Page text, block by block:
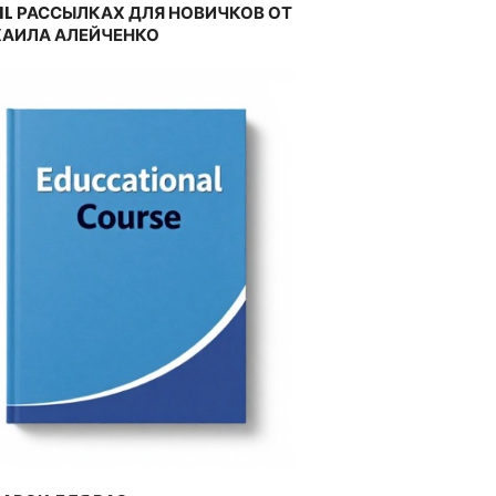
РАССЫЛКАХ ДЛЯ НОВИЧКОВ ОТ
АЛЕЙЧЕНКО